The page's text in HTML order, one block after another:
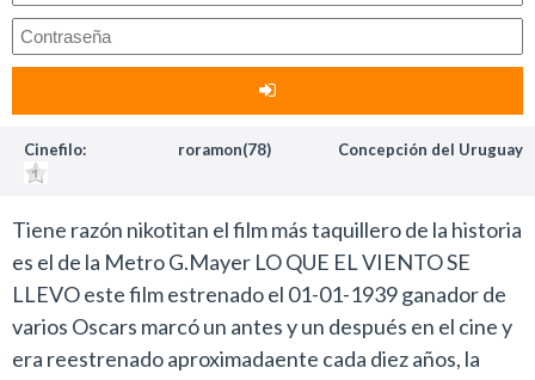
Cinefilo: roramon(78) Concepción del Uruguay
Tiene razón nikotitan el film más taquillero de la historia
es el de la Metro G.Mayer LO QUE EL VIENTO SE
LLEVO este film estrenado el 01-01-1939 ganador de
varios Oscars marcó un antes y un después en el cine y
era reestrenado aproximadaente cada diez años, la